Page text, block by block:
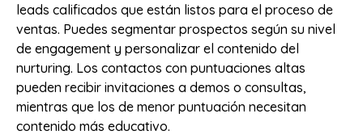
leads calificados que están listos para el proceso de
ventas. Puedes segmentar prospectos según su nivel
de engagement y personalizar el contenido del
nurturing. Los contactos con puntuaciones altas
pueden recibir invitaciones a demos o consultas,
mientras que los de menor puntuación necesitan
contenido más educativo.